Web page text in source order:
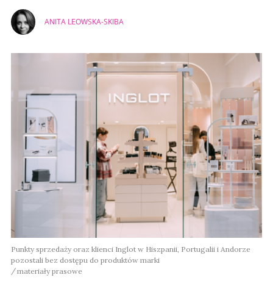
ANITA LEOWSKA-SKIBA
Punkty sprzedaży oraz klienci Inglot w Hiszpanii, Portugalii i Andorze
pozostali bez dostępu do produktów marki
materiały prasowe